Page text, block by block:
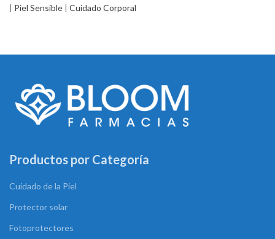
| Piel Sensible | Cuidado Corporal
Productos por Categoría
Cuidado de la Piel
Protector solar
Fotoprotectores